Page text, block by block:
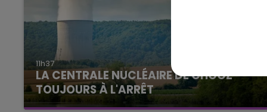
11h37
LA CENTRALE NUCLÉAIRE DE CHOOZ
TOUJOURS À L'ARRÊT
Cela fait déjà une semaine que la centrale
6h00 - 10h00
La Famille